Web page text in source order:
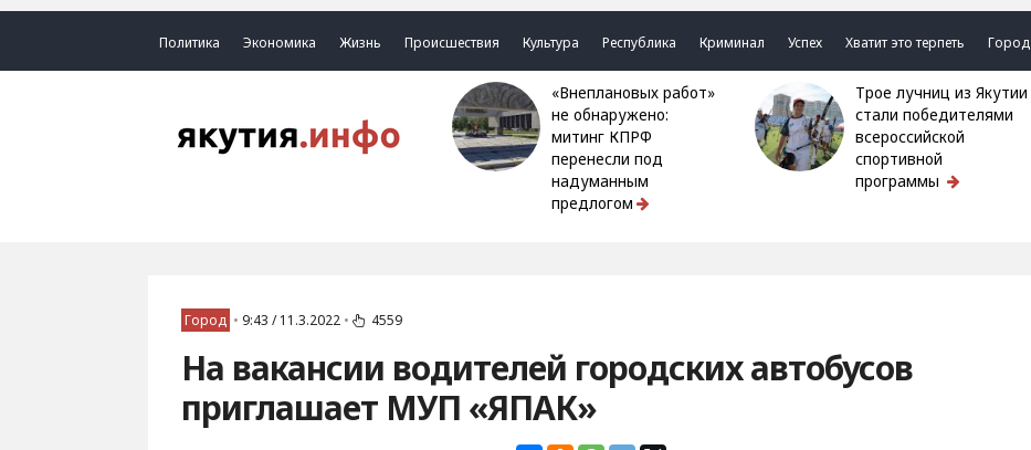
Политика Экономика Жизнь Происшествия Культура Республика Криминал Успех Хватит это терпеть Город
«Внеплановых работ»
не обнаружено:
митинг КПРФ
перенесли под
надуманным
предлогом
Трое лучниц из Якутии
стали победителями
всероссийской
спортивной
программы
Город • 9:43 / 11.3.2022 • 4559
На вакансии водителей городских автобусов
приглашает МУП «ЯПАК»